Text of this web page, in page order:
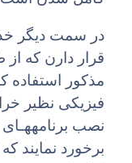
در سمت دیگر
قرار دارن که از
مذکور
فیزیکی نظیر
نصب برنامههـای
برخورد نمایند